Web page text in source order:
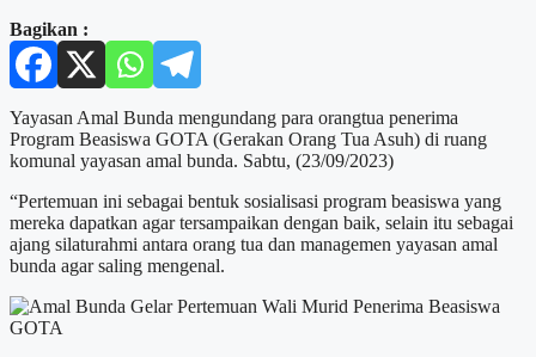
Bagikan :
Yayasan Amal Bunda mengundang para orangtua penerima
Program Beasiswa GOTA (Gerakan Orang Tua Asuh) di ruang
komunal yayasan amal bunda. Sabtu, (23/09/2023)
“Pertemuan ini sebagai bentuk sosialisasi program beasiswa yang
mereka dapatkan agar tersampaikan dengan baik, selain itu sebagai
ajang silaturahmi antara orang tua dan managemen yayasan amal
bunda agar saling mengenal.